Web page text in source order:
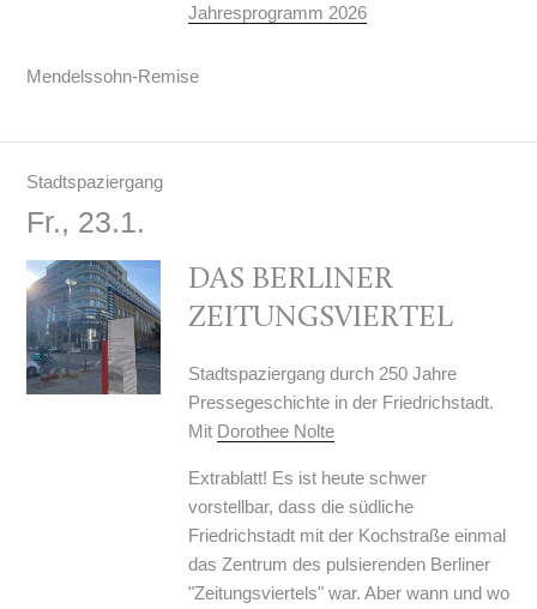
Jahresprogramm 2026
Mendelssohn-Remise
Stadtspaziergang
Fr., 23.1.
DAS BERLINER
ZEITUNGSVIERTEL
Stadtspaziergang durch 250 Jahre
Pressegeschichte in der Friedrichstadt.
Mit Dorothee Nolte
Extrablatt! Es ist heute schwer
vorstellbar, dass die südliche
Friedrichstadt mit der Kochstraße einmal
das Zentrum des pulsierenden Berliner
"Zeitungsviertels" war. Aber wann und wo